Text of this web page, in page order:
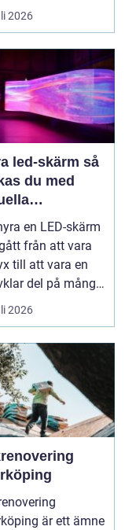
2026
led-skärm så
du med
på
en LED-skärm
från att vara
till att vara en
del på många
m...
2026
är ett ämne